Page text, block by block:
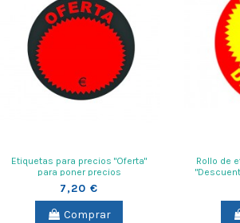
Etiquetas para precios "Oferta"
para poner precios
7,20 €
Comprar
Rollo de